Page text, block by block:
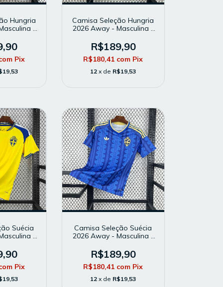
Hungria
-
Pix
Camisa Seleção Hungria
2026 Away - Masculina -
Branca
R$189,90
R$180,41 com Pix
12 x de R$19,53
Suécia
-
Pix
Camisa Seleção Suécia
2026 Away - Masculina -
R$189,90
R$180,41 com Pix
12 x de R$19,53